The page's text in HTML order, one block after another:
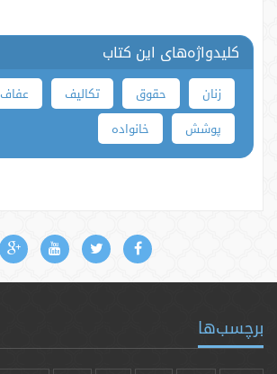
کلیدواژه‌های این کتاب
زنان حقوق تکالیف عفاف
پوشش
خانواده
برچسب‌ها